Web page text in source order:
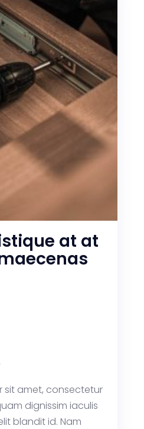
at at
sit amet, consectetur
dignissim iaculis
blandit id. Nam